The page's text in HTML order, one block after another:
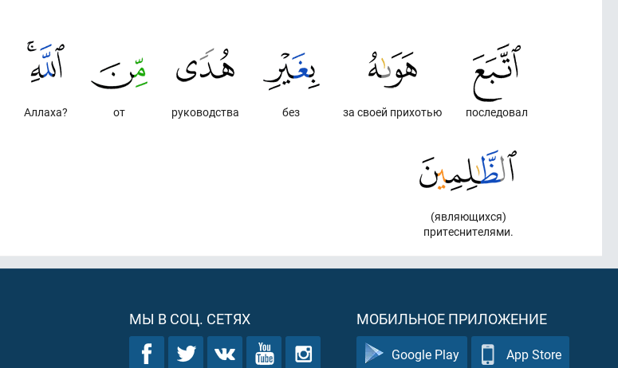
последовал
за своей прихотью
без
руководства
от
Аллаха?
(являющихся)
притеснителями.
МЫ В СОЦ. СЕТЯХ МОБИЛЬНОЕ ПРИЛОЖЕНИЕ
Google Play App Store